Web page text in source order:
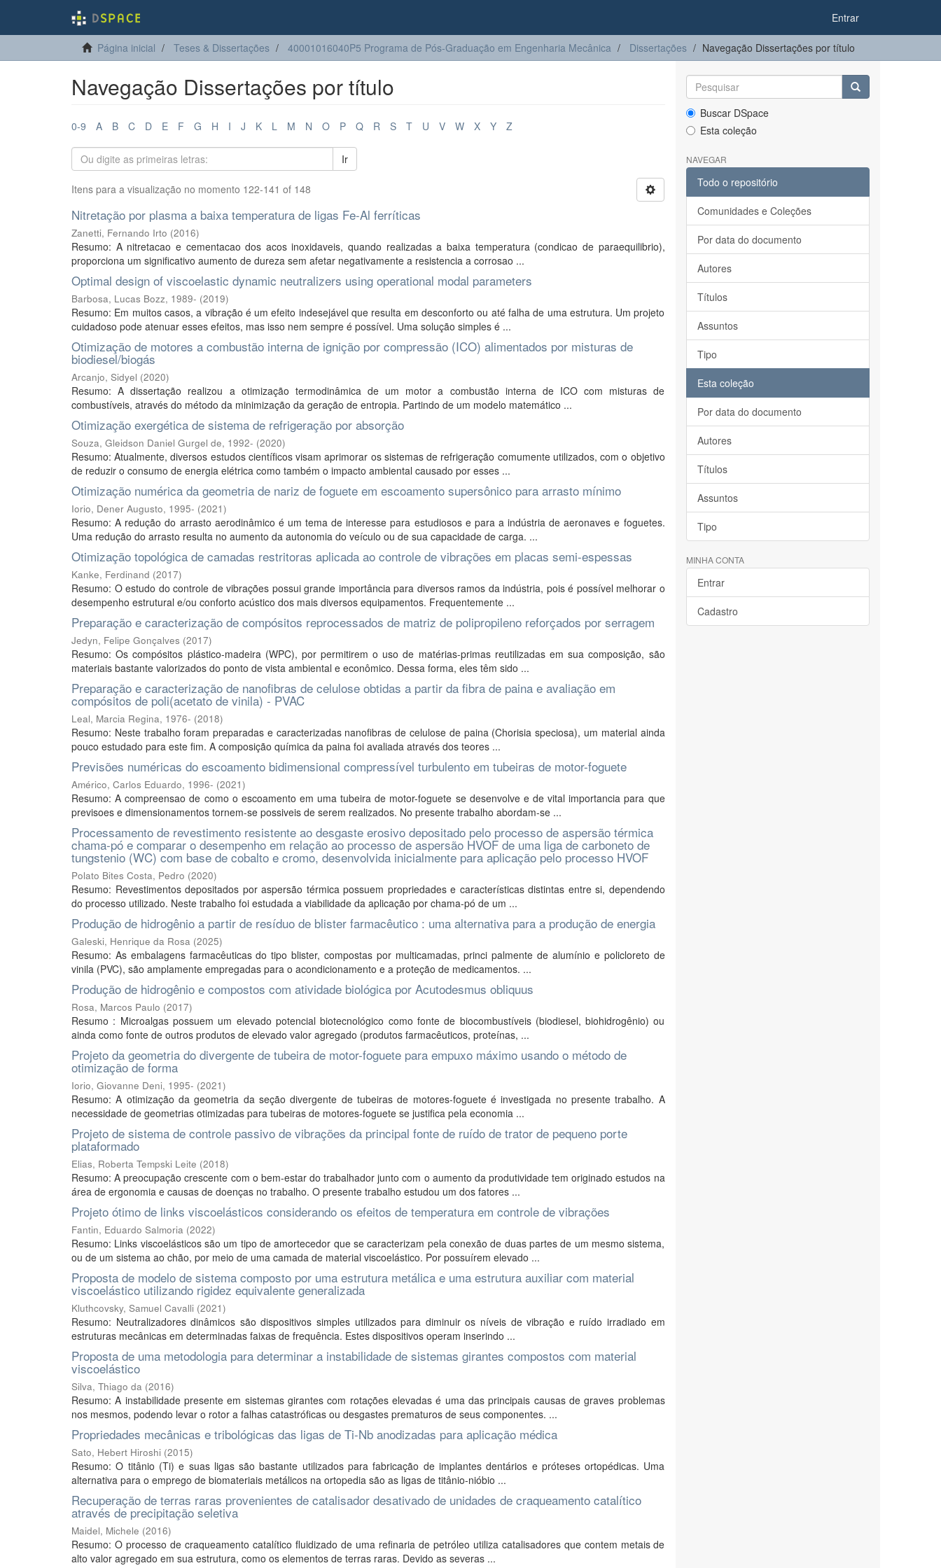
Entrar
Página inicial Teses & Dissertações 40001016040P5 Programa de Pós-Graduação em Engenharia Mecânica Dissertações Navegação Dissertações por título
Navegação Dissertações por título
0-9 A B C D E F G H I J K L M N O P Q R S T U V W X Y Z
Ir
Itens para a visualização no momento 122-141 of 148
Nitretação por plasma a baixa temperatura de ligas Fe-Al ferríticas
Zanetti, Fernando Irto (2016)
Resumo: A nitretacao e cementacao dos acos inoxidaveis, quando realizadas a baixa temperatura (condicao de paraequilibrio),
proporciona um significativo aumento de dureza sem afetar negativamente a resistencia a corrosao ...
Optimal design of viscoelastic dynamic neutralizers using operational modal parameters
Barbosa, Lucas Bozz, 1989- (2019)
Resumo: Em muitos casos, a vibração é um efeito indesejável que resulta em desconforto ou até falha de uma estrutura. Um projeto
cuidadoso pode atenuar esses efeitos, mas isso nem sempre é possível. Uma solução simples é ...
Otimização de motores a combustão interna de ignição por compressão (ICO) alimentados por misturas de
biodiesel/biogás
Arcanjo, Sidyel (2020)
Resumo: A dissertação realizou a otimização termodinâmica de um motor a combustão interna de ICO com misturas de
combustíveis, através do método da minimização da geração de entropia. Partindo de um modelo matemático ...
Otimização exergética de sistema de refrigeração por absorção
Souza, Gleidson Daniel Gurgel de, 1992- (2020)
Resumo: Atualmente, diversos estudos científicos visam aprimorar os sistemas de refrigeração comumente utilizados, com o objetivo
de reduzir o consumo de energia elétrica como também o impacto ambiental causado por esses ...
Otimização numérica da geometria de nariz de foguete em escoamento supersônico para arrasto mínimo
Iorio, Dener Augusto, 1995- (2021)
Resumo: A redução do arrasto aerodinâmico é um tema de interesse para estudiosos e para a indústria de aeronaves e foguetes.
Uma redução do arrasto resulta no aumento da autonomia do veículo ou de sua capacidade de carga. ...
Otimização topológica de camadas restritoras aplicada ao controle de vibrações em placas semi-espessas
Kanke, Ferdinand (2017)
Resumo: O estudo do controle de vibrações possui grande importância para diversos ramos da indústria, pois é possível melhorar o
desempenho estrutural e/ou conforto acústico dos mais diversos equipamentos. Frequentemente ...
Preparação e caracterização de compósitos reprocessados de matriz de polipropileno reforçados por serragem
Jedyn, Felipe Gonçalves (2017)
Resumo: Os compósitos plástico-madeira (WPC), por permitirem o uso de matérias-primas reutilizadas em sua composição, são
materiais bastante valorizados do ponto de vista ambiental e econômico. Dessa forma, eles têm sido ...
Preparação e caracterização de nanofibras de celulose obtidas a partir da fibra de paina e avaliação em
compósitos de poli(acetato de vinila) - PVAC
Leal, Marcia Regina, 1976- (2018)
Resumo: Neste trabalho foram preparadas e caracterizadas nanofibras de celulose de paina (Chorisia speciosa), um material ainda
pouco estudado para este fim. A composição química da paina foi avaliada através dos teores ...
Previsões numéricas do escoamento bidimensional compressível turbulento em tubeiras de motor-foguete
Américo, Carlos Eduardo, 1996- (2021)
Resumo: A compreensao de como o escoamento em uma tubeira de motor-foguete se desenvolve e de vital importancia para que
previsoes e dimensionamentos tornem-se possiveis de serem realizados. No presente trabalho abordam-se ...
Processamento de revestimento resistente ao desgaste erosivo depositado pelo processo de aspersão térmica
chama-pó e comparar o desempenho em relação ao processo de aspersão HVOF de uma liga de carboneto de
tungstenio (WC) com base de cobalto e cromo, desenvolvida inicialmente para aplicação pelo processo HVOF
Polato Bites Costa, Pedro (2020)
Resumo: Revestimentos depositados por aspersão térmica possuem propriedades e características distintas entre si, dependendo
do processo utilizado. Neste trabalho foi estudada a viabilidade da aplicação por chama-pó de um ...
Produção de hidrogênio a partir de resíduo de blister farmacêutico : uma alternativa para a produção de energia
Galeski, Henrique da Rosa (2025)
Resumo: As embalagens farmacêuticas do tipo blister, compostas por multicamadas, princi palmente de alumínio e policloreto de
vinila (PVC), são amplamente empregadas para o acondicionamento e a proteção de medicamentos. ...
Produção de hidrogênio e compostos com atividade biológica por Acutodesmus obliquus
Rosa, Marcos Paulo (2017)
Resumo : Microalgas possuem um elevado potencial biotecnológico como fonte de biocombustíveis (biodiesel, biohidrogênio) ou
ainda como fonte de outros produtos de elevado valor agregado (produtos farmacêuticos, proteínas, ...
Projeto da geometria do divergente de tubeira de motor-foguete para empuxo máximo usando o método de
otimização de forma
Iorio, Giovanne Deni, 1995- (2021)
Resumo: A otimização da geometria da seção divergente de tubeiras de motores-foguete é investigada no presente trabalho. A
necessidade de geometrias otimizadas para tubeiras de motores-foguete se justifica pela economia ...
Projeto de sistema de controle passivo de vibrações da principal fonte de ruído de trator de pequeno porte
plataformado
Elias, Roberta Tempski Leite (2018)
Resumo: A preocupação crescente com o bem-estar do trabalhador junto com o aumento da produtividade tem originado estudos na
área de ergonomia e causas de doenças no trabalho. O presente trabalho estudou um dos fatores ...
Projeto ótimo de links viscoelásticos considerando os efeitos de temperatura em controle de vibrações
Fantin, Eduardo Salmoria (2022)
Resumo: Links viscoelásticos são um tipo de amortecedor que se caracterizam pela conexão de duas partes de um mesmo sistema,
ou de um sistema ao chão, por meio de uma camada de material viscoelástico. Por possuírem elevado ...
Proposta de modelo de sistema composto por uma estrutura metálica e uma estrutura auxiliar com material
viscoelástico utilizando rigidez equivalente generalizada
Kluthcovsky, Samuel Cavalli (2021)
Resumo: Neutralizadores dinâmicos são dispositivos simples utilizados para diminuir os níveis de vibração e ruído irradiado em
estruturas mecânicas em determinadas faixas de frequência. Estes dispositivos operam inserindo ...
Proposta de uma metodologia para determinar a instabilidade de sistemas girantes compostos com material
viscoelástico
Silva, Thiago da (2016)
Resumo: A instabilidade presente em sistemas girantes com rotações elevadas é uma das principais causas de graves problemas
nos mesmos, podendo levar o rotor a falhas catastróficas ou desgastes prematuros de seus componentes. ...
Propriedades mecânicas e tribológicas das ligas de Ti-Nb anodizadas para aplicação médica
Sato, Hebert Hiroshi (2015)
Resumo: O titânio (Ti) e suas ligas são bastante utilizados para fabricação de implantes dentários e próteses ortopédicas. Uma
alternativa para o emprego de biomateriais metálicos na ortopedia são as ligas de titânio-nióbio ...
Recuperação de terras raras provenientes de catalisador desativado de unidades de craqueamento catalítico
através de precipitação seletiva
Maidel, Michele (2016)
Resumo: O processo de craqueamento catalítico fluidizado de uma refinaria de petróleo utiliza catalisadores que contem metais de
alto valor agregado em sua estrutura, como os elementos de terras raras. Devido as severas ...
Buscar DSpace
Esta coleção
NAVEGAR
Todo o repositório
Comunidades e Coleções
Por data do documento
Autores
Títulos
Assuntos
Tipo
Esta coleção
Por data do documento
Autores
Títulos
Assuntos
Tipo
MINHA CONTA
Entrar
Cadastro